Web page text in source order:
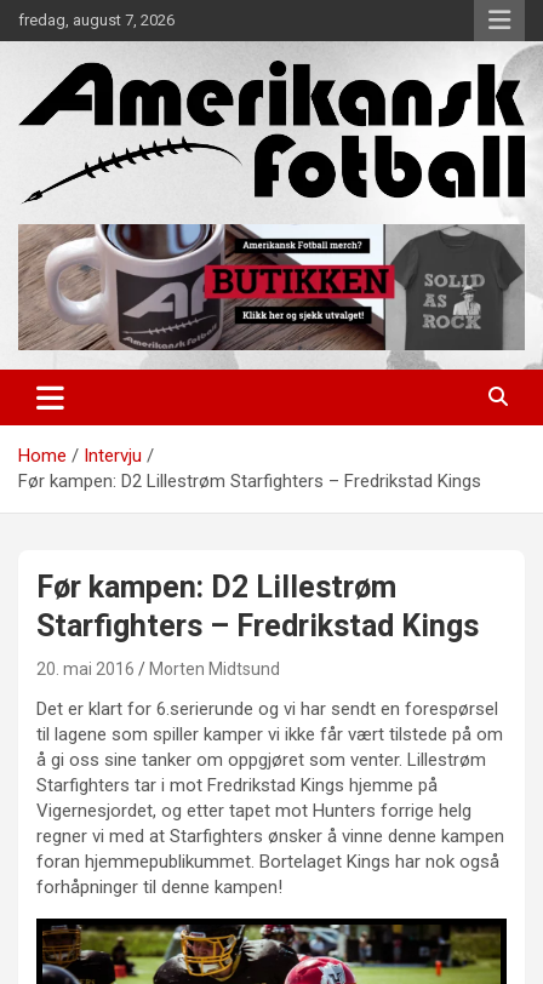
Skip
to
fredag, august 7, 2026
Amerikansk Fotball
Home
Intervju
Før kampen: D2 Lillestrøm Starfighters – Fredrikstad Kings
Før kampen: D2 Lillestrøm
Starfighters – Fredrikstad Kings
20. mai 2016 Morten Midtsund
Det er klart for 6.serierunde og vi har sendt en forespørsel
til lagene som spiller kamper vi ikke får vært tilstede på om
å gi oss sine tanker om oppgjøret som venter. Lillestrøm
Starfighters tar i mot Fredrikstad Kings hjemme på
Vigernesjordet, og etter tapet mot Hunters forrige helg
regner vi med at Starfighters ønsker å vinne denne kampen
foran hjemmepublikummet. Bortelaget Kings har nok også
forhåpninger til denne kampen!